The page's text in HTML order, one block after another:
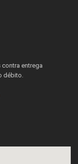
entrega
débito.